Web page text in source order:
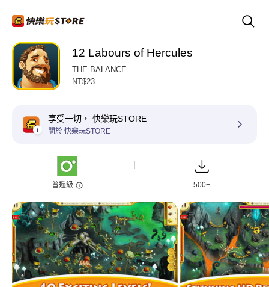
12 Labours of Hercules
THE BALANCE
NT$23
享受一切， 快樂玩STORE
關於 快樂玩STORE
普遍級 500+